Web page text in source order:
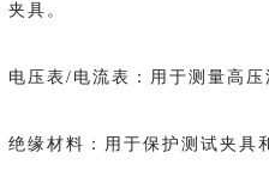
夹具。
电压表/电流表：用于测量高压
绝缘材料：用于保护测试夹具